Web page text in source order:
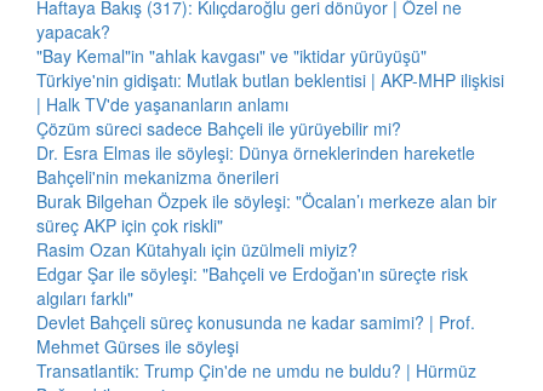
Haftaya Bakış (317): Kılıçdaroğlu geri dönüyor | Özel ne
yapacak?
"Bay Kemal"in "ahlak kavgası" ve "iktidar yürüyüşü"
Türkiye'nin gidişatı: Mutlak butlan beklentisi | AKP-MHP ilişkisi
| Halk TV'de yaşananların anlamı
Çözüm süreci sadece Bahçeli ile yürüyebilir mi?
Dr. Esra Elmas ile söyleşi: Dünya örneklerinden hareketle
Bahçeli'nin mekanizma önerileri
Burak Bilgehan Özpek ile söyleşi: "Öcalan’ı merkeze alan bir
süreç AKP için çok riskli"
Rasim Ozan Kütahyalı için üzülmeli miyiz?
Edgar Şar ile söyleşi: "Bahçeli ve Erdoğan'ın süreçte risk
algıları farklı"
Devlet Bahçeli süreç konusunda ne kadar samimi? | Prof.
Mehmet Gürses ile söyleşi
Transatlantik: Trump Çin'de ne umdu ne buldu? | Hürmüz